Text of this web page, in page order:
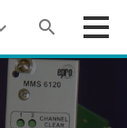
search